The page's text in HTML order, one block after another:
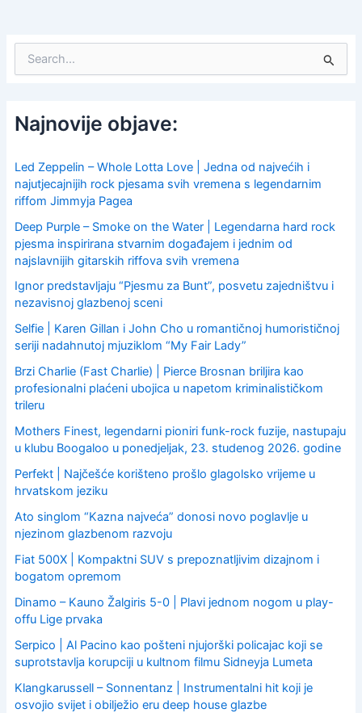
c
h
o
r
Najnovije objave:
Led Zeppelin – Whole Lotta Love | Jedna od najvećih i
najutjecajnijih rock pjesama svih vremena s legendarnim
riffom Jimmyja Pagea
Deep Purple – Smoke on the Water | Legendarna hard rock
pjesma inspirirana stvarnim događajem i jednim od
najslavnijih gitarskih riffova svih vremena
Ignor predstavljaju “Pjesmu za Bunt”, posvetu zajedništvu i
nezavisnoj glazbenoj sceni
Selfie | Karen Gillan i John Cho u romantičnoj humorističnoj
seriji nadahnutoj mjuziklom “My Fair Lady”
Brzi Charlie (Fast Charlie) | Pierce Brosnan briljira kao
profesionalni plaćeni ubojica u napetom kriminalističkom
trileru
Mothers Finest, legendarni pioniri funk-rock fuzije, nastupaju
u klubu Boogaloo u ponedjeljak, 23. studenog 2026. godine
Perfekt | Najčešće korišteno prošlo glagolsko vrijeme u
hrvatskom jeziku
Ato singlom “Kazna najveća” donosi novo poglavlje u
njezinom glazbenom razvoju
Fiat 500X | Kompaktni SUV s prepoznatljivim dizajnom i
bogatom opremom
Dinamo – Kauno Žalgiris 5-0 | Plavi jednom nogom u play-
offu Lige prvaka
Serpico | Al Pacino kao pošteni njujorški policajac koji se
suprotstavlja korupciji u kultnom filmu Sidneyja Lumeta
Klangkarussell – Sonnentanz | Instrumentalni hit koji je
osvojio svijet i obilježio eru deep house glazbe